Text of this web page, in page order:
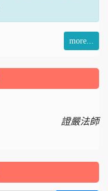
more...
證嚴法師